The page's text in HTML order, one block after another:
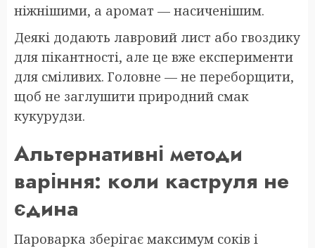
ніжнішими, а аромат — насиченішим.
Деякі додають лавровий лист або гвоздику
для пікантності, але це вже експерименти
для сміливих. Головне — не переборщити,
щоб не заглушити природний смак
кукурудзи.
Альтернативні методи
варіння: коли каструля не
єдина
Пароварка зберігає максимум соків і